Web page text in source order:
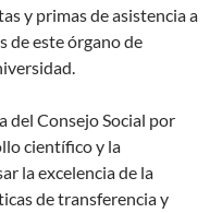
y primas de asistencia a
de este órgano de
del Consejo Social por
científico y la
la excelencia de la
de transferencia y